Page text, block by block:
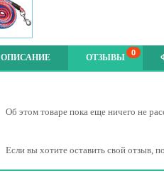
ОПИСАНИЕ ОТЗЫВЫ 0
Об этом товаре пока еще ничего не
Если вы хотите оставить свой отзыв,